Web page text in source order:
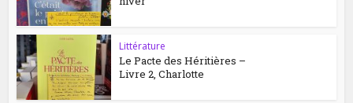
Littérature
Le Pacte des Héritières –
Livre 2, Charlotte